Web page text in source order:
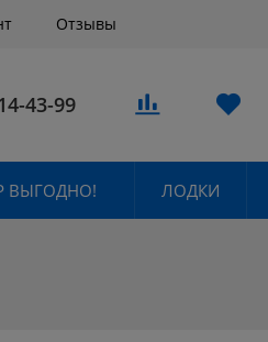
Отзывы
43-99
ВЫГОДНО! ЛОДКИ